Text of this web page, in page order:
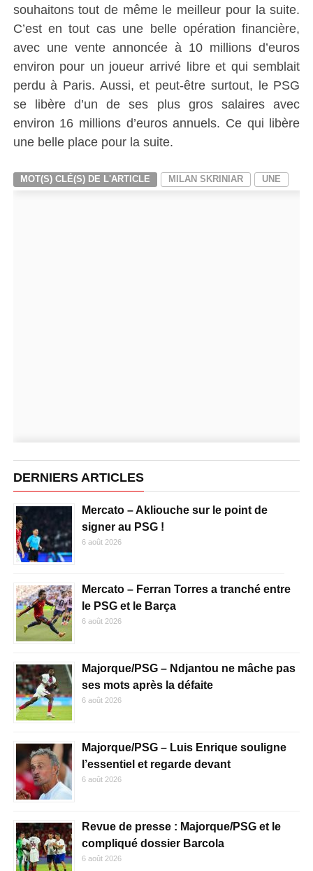
souhaitons tout de même le meilleur pour la suite.
C’est en tout cas une belle opération financière,
avec une vente annoncée à 10 millions d’euros
environ pour un joueur arrivé libre et qui semblait
perdu à Paris. Aussi, et peut-être surtout, le PSG
se libère d’un de ses plus gros salaires avec
environ 16 millions d’euros annuels. Ce qui libère
une belle place pour la suite.
MOT(S) CLÉ(S) DE L'ARTICLE MILAN SKRINIAR UNE
DERNIERS ARTICLES
Mercato – Akliouche sur le point de
signer au PSG !
6 août 2026
Mercato – Ferran Torres a tranché entre
le PSG et le Barça
6 août 2026
Majorque/PSG – Ndjantou ne mâche pas
ses mots après la défaite
6 août 2026
Majorque/PSG – Luis Enrique souligne
l’essentiel et regarde devant
6 août 2026
Revue de presse : Majorque/PSG et le
compliqué dossier Barcola
6 août 2026